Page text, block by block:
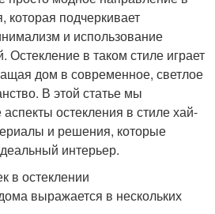
подчеркивает
и использование
Остекление в таком стиле играет
дом в современное, светлое
В этой статье мы
остекления в стиле хай-
и решения, которые
интерьер.
в остеклении
выражается в нескольких